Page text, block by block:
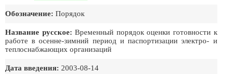
Обозначение: Порядок
Название русское: Временный порядок оценки готовности к
работе в осенне-зимний период и паспортизации электро- и
теплоснабжающих организаций
Дата введения: 2003-08-14